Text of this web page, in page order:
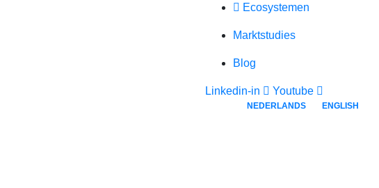
Ecosystemen
Marktstudies
Blog
Linkedin-in Youtube
NEDERLANDS ENGLISH